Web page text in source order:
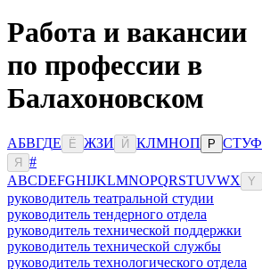
Работа и вакансии
по профессии в
Балахоновском
АБВГДЕ Ё ЖЗИ Й КЛМНОП Р СТУФ
Я
#
ABCDEFGHIJKLMNOPQRSTUVWX Y
руководитель театральной студии
руководитель тендерного отдела
руководитель технической поддержки
руководитель технической службы
руководитель технологического отдела